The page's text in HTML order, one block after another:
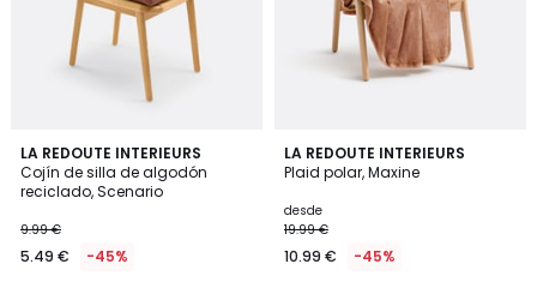
LA REDOUTE INTERIEURS
Cojín de silla de algodón
reciclado, Scenario
9.99 €
5.49 € -45%
4,5
/ 5
9
Colores
LA REDOUTE INTERIEURS
Plaid polar, Maxine
desde
19.99 €
10.99 € -45%
4,7
/ 5
10
Colores